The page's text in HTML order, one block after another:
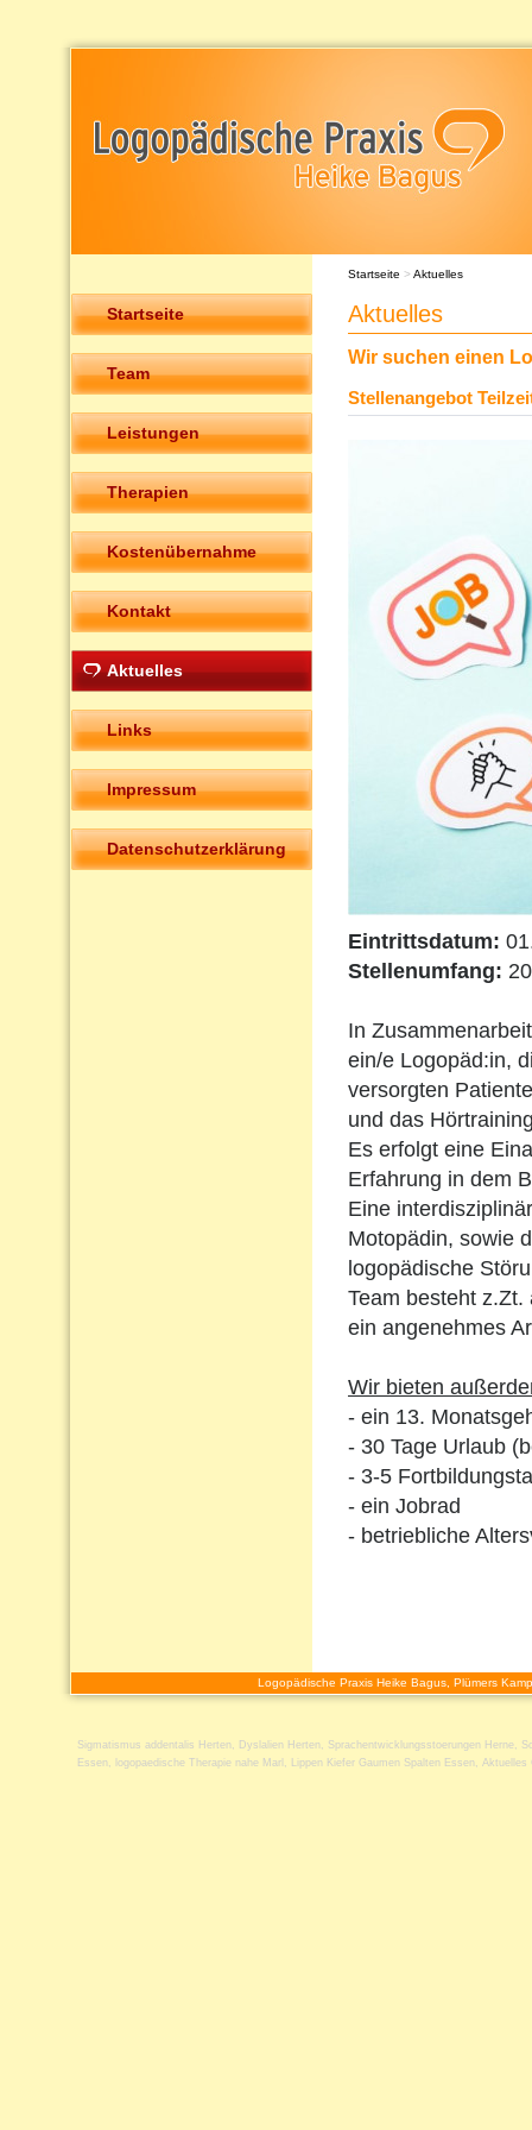
Startseite
Team
Leistungen
Therapien
Kostenübernahme
Kontakt
Aktuelles
Links
Impressum
Datenschutzerklärung
Startseite > Aktuelles
Aktuelles
Wir suchen einen
Stellenangebot
Eintrittsdatum:
Stellenumfang:
In
ein/e Logopäd:in,
versorgten
und das
Es erfolgt eine
Erfahrung in dem
Eine
Motopädin, sowie
logopädische
Team besteht
ein angenehmes
Wir bieten
- ein 13.
- 30 Tage Urlaub
- 3-5
- ein Jobrad
- betriebliche
Logopädische Praxis Heike Bagus, Plümers
Sigmatismus addentalis Herten , Dyslalien Herten , Sprachentwicklungsstoerungen Herne ,
Essen , logopaedische Therapie nahe Marl , Lippen Kiefer Gaumen Spalten Essen , Aktuelles